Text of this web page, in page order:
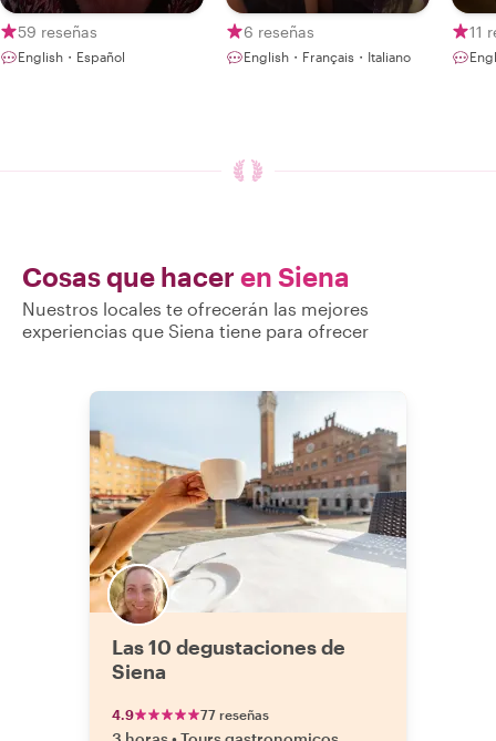
59 reseñas
English・Español
6 reseñas
English・Français・Italiano
11
Cosas que hacer en Siena
Nuestros locales te ofrecerán las mejores
experiencias que Siena tiene para ofrecer
Las 10 degustaciones de
Siena
4.9 77 reseñas